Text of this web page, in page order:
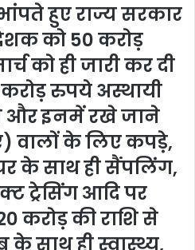
हुए राज्य सरकार
को 50 करोड़
को ही जारी कर दी
करोड़ रुपये अस्थायी
और इनमें रखे जाने
वालों के लिए कपड़े,
के साथ ही सैंपलिंग,
ट्रेसिंग आदि पर
करोड़ की राशि से
के साथ ही स्वास्थ्य,